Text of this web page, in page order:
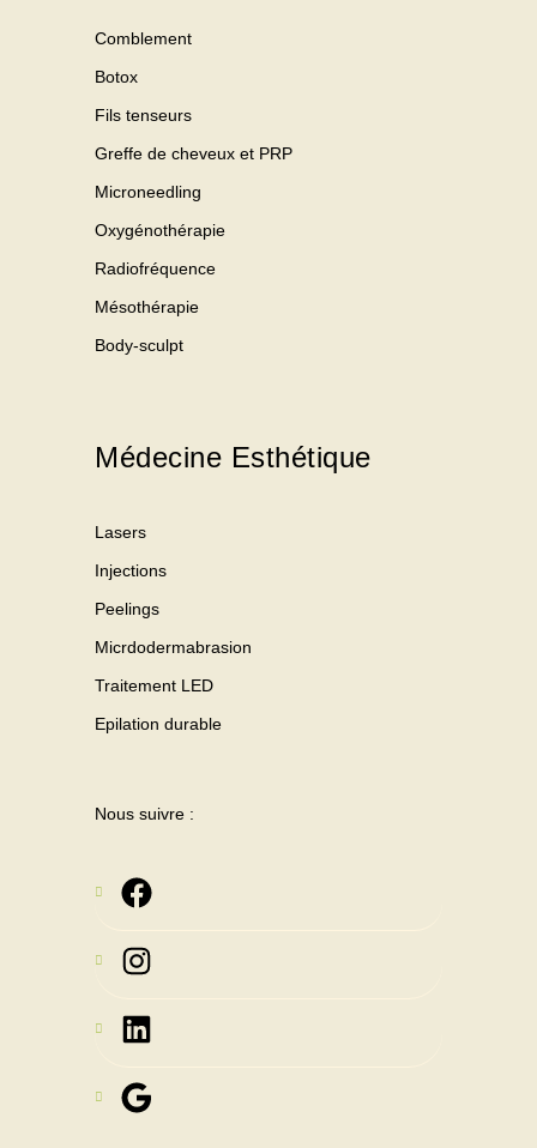
Comblement
Botox
Fils tenseurs
Greffe de cheveux et PRP
Microneedling
Oxygénothérapie
Radiofréquence
Mésothérapie
Body-sculpt
Médecine Esthétique
Lasers
Injections
Peelings
Micrdodermabrasion
Traitement LED
Epilation durable
Nous suivre :